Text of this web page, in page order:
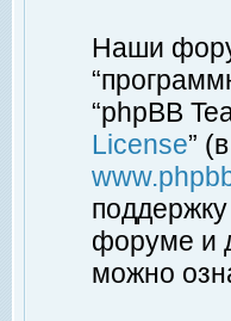
Наши
“phpBB
License”
форуме и
можно